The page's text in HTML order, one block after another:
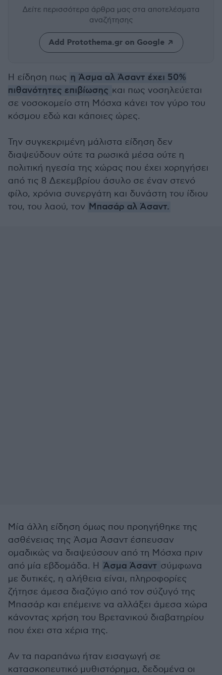
Δείτε περισσότερα άρθρα μας στα αποτελέσματα
αναζήτησης
Add Protothema.gr on Google
Η είδηση πως η Άσμα αλ Άσαντ έχει 50%
πιθανότητες επιβίωσης και πως νοσηλεύεται
σε νοσοκομείο στη Μόσχα κάνει τον γύρο του
κόσμου εδώ και κάποιες ώρες.
Την συγκεκριμένη μάλιστα είδηση δεν
διαψεύδουν ούτε τα ρωσικά μέσα ούτε η
πολιτική ηγεσία της χώρας που έχει χορηγήσει
από τις 8 Δεκεμβρίου άσυλο σε έναν στενό
φίλο, χρόνια συνεργάτη και δυνάστη του ίδιου
του, του λαού, τον Μπασάρ αλ Άσαντ.
Μία άλλη είδηση όμως που προηγήθηκε της
ασθένειας της Άσμα Άσαντ έσπευσαν
ομαδικώς να διαψεύσουν από τη Μόσχα πριν
από μία εβδομάδα. Η Άσμα Άσαντ σύμφωνα
με δυτικές, η αλήθεια είναι, πληροφορίες
ζήτησε άμεσα διαζύγιο από τον σύζυγό της
Μπασάρ και επέμεινε να αλλάξει άμεσα χώρα
κάνοντας χρήση του Βρετανικού διαβατηρίου
που έχει στα χέρια της.
Αν τα παραπάνω ήταν εισαγωγή σε
κατασκοπευτικό μυθιστόρημα, δεδομένα οι